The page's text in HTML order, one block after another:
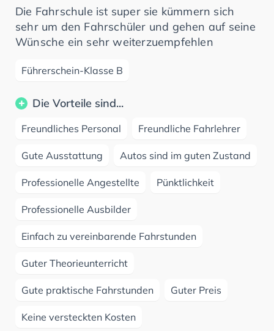
Die Fahrschule ist super sie kümmern sich
sehr um den Fahrschüler und gehen auf seine
Wünsche ein sehr weiterzuempfehlen
Führerschein-Klasse B
Die Vorteile sind...
Freundliches Personal Freundliche Fahrlehrer
Gute Ausstattung Autos sind im guten Zustand
Professionelle Angestellte Pünktlichkeit
Professionelle Ausbilder
Einfach zu vereinbarende Fahrstunden
Guter Theorieunterricht
Gute praktische Fahrstunden Guter Preis
Keine versteckten Kosten